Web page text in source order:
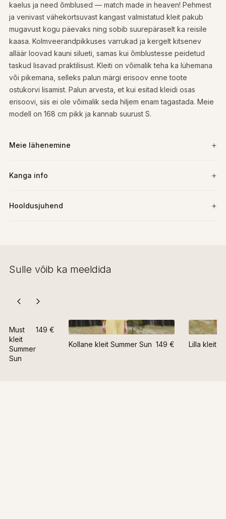
kaelus ja need õmblused — match made in heaven! Pehmest
ja venivast vähekortsuvast kangast valmistatud kleit pakub
mugavust kogu päevaks ning sobib suurepäraselt ka reisile
kaasa. Kolmveerandpikkuses varrukad ja kergelt kitsenev
alläär loovad kauni silueti, samas kui õmblustesse peidetud
taskud lisavad praktilisust. Kleiti on võimalik teha ka lühemana
või pikemana, selleks palun märgi erisoov enne toote
ostukorvi lisamist. Palun arvesta, et kui esitad kleidi osas
erisoovi, siis ei ole võimalik seda hiljem enam tagastada. Meie
modell on 168 cm pikk ja kannab suurust S.
Meie lähenemine
Kanga info
Hooldusjuhend
Sulle võib ka meeldida
Must
kleit
Summer
Sun
149 €
Kollane kleit Summer Sun 149 € Lilla kleit